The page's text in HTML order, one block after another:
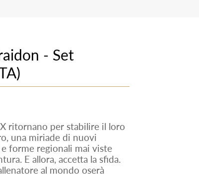
- Set
ritornano per stabilire il loro
una miriade di nuovi
forme regionali mai viste
E allora, accetta la sfida.
al mondo oserà